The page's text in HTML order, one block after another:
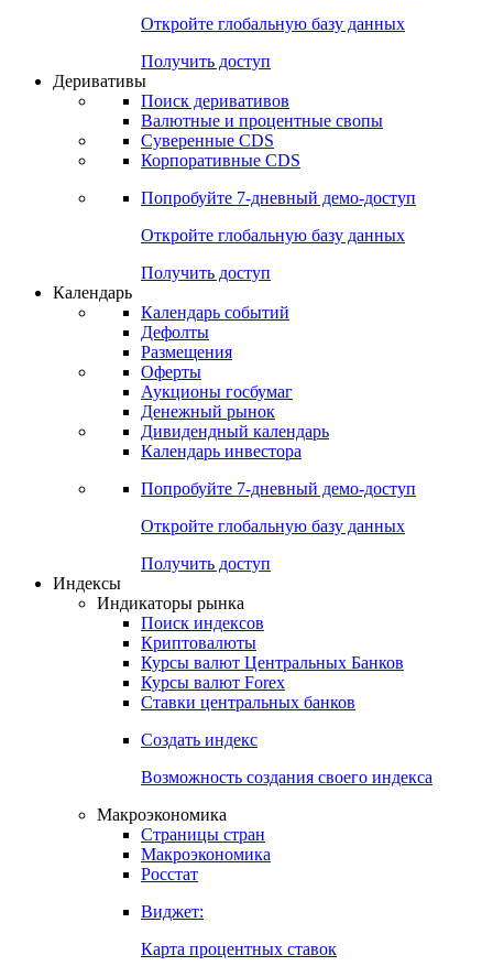
Откройте глобальную базу данных
Получить доступ
Деривативы
Поиск деривативов
Валютные и процентные свопы
Суверенные CDS
Корпоративные CDS
Попробуйте 7-дневный демо-доступ
Откройте глобальную базу данных
Получить доступ
Календарь
Календарь событий
Дефолты
Размещения
Оферты
Аукционы госбумаг
Денежный рынок
Дивидендный календарь
Календарь инвестора
Попробуйте 7-дневный демо-доступ
Откройте глобальную базу данных
Получить доступ
Индексы
Индикаторы рынка
Поиск индексов
Криптовалюты
Курсы валют Центральных Банков
Курсы валют Forex
Ставки центральных банков
Создать индекс
Возможность создания своего индекса
Макроэкономика
Страницы стран
Макроэкономика
Росстат
Виджет:
Карта процентных ставок